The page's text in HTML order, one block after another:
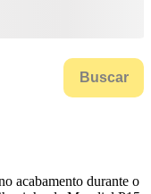
Buscar
acabamento durante o